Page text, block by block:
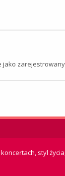
jako
styl